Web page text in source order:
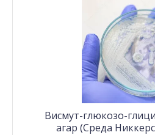
Висмут-глюкозо-
агар (Среда